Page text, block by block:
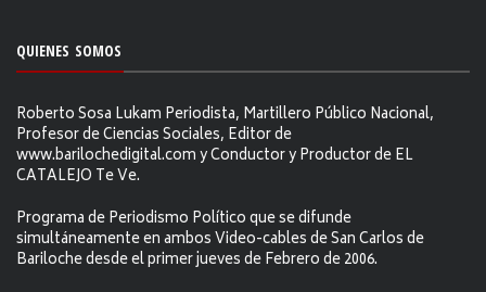
QUIENES SOMOS
Roberto Sosa Lukam Periodista, Martillero Público Nacional,
Profesor de Ciencias Sociales, Editor de
www.barilochedigital.com y Conductor y Productor de EL
CATALEJO Te Ve.
Programa de Periodismo Político que se difunde
simultáneamente en ambos Video-cables de San Carlos de
Bariloche desde el primer jueves de Febrero de 2006.